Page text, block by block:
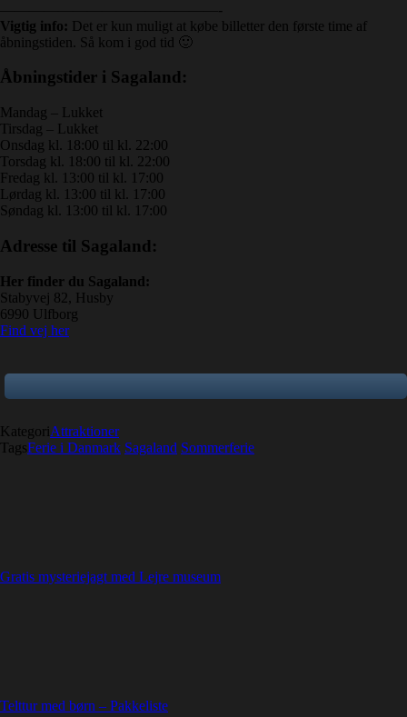
———————————————-
Vigtig info: Det er kun muligt at købe billetter den første time af
åbningstiden. Så kom i god tid 🙂
Åbningstider i Sagaland:
Mandag – Lukket
Tirsdag – Lukket
Onsdag kl. 18:00 til kl. 22:00
Torsdag kl. 18:00 til kl. 22:00
Fredag kl. 13:00 til kl. 17:00
Lørdag kl. 13:00 til kl. 17:00
Søndag kl. 13:00 til kl. 17:00
Adresse til Sagaland:
Her finder du Sagaland:
Stabyvej 82, Husby
6990 Ulfborg
Find vej her
KategoriAttraktioner
TagsFerie i Danmark Sagaland Sommerferie
Gratis mysteriejagt med Lejre museum
Telttur med børn – Pakkeliste